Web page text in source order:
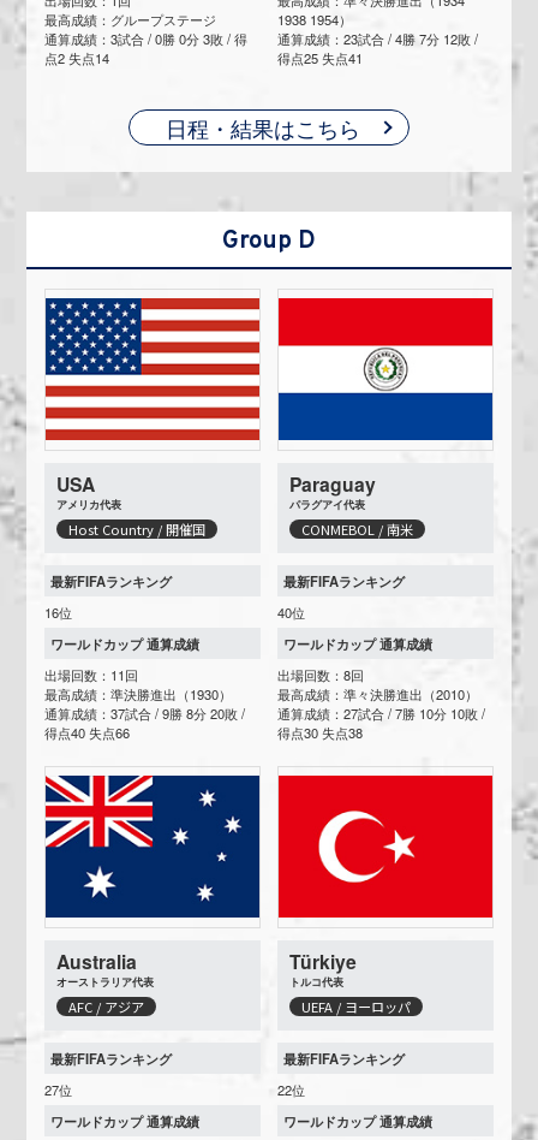
最高成績：グループステージ
通算成績：3試合 / 0勝 0分 3敗 / 得
点2 失点14
1938 1954）
通算成績：23試合 / 4勝 7分 12敗 /
得点25 失点41
日程・結果はこちら
Group D
USA
アメリカ代表
Host Country / 開催国
最新FIFAランキング
16位
ワールドカップ 通算成績
出場回数：11回
最高成績：準決勝進出（1930）
通算成績：37試合 / 9勝 8分 20敗 /
得点40 失点66
Paraguay
パラグアイ代表
CONMEBOL / 南米
最新FIFAランキング
40位
ワールドカップ 通算成績
出場回数：8回
最高成績：準々決勝進出（2010）
通算成績：27試合 / 7勝 10分 10敗 /
得点30 失点38
Australia
オーストラリア代表
AFC / アジア
最新FIFAランキング
27位
ワールドカップ 通算成績
Türkiye
トルコ代表
UEFA / ヨーロッパ
最新FIFAランキング
22位
ワールドカップ 通算成績